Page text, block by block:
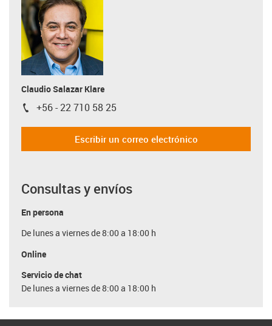
Claudio Salazar Klare
igus-icon-phone
+56 - 22 710 58 25
Escribir un correo electrónico
Consultas y envíos
En persona
De lunes a viernes de 8:00 a 18:00 h
Online
Servicio de chat
De lunes a viernes de 8:00 a 18:00 h